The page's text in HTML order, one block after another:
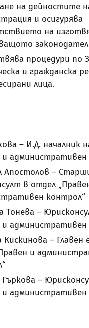
на дейностите
и осигурява
на
процедури по
и гражданска
лица.
– И.Д. началник
и административен
Апостолов –
в отдел
контрол“
Тонева –
и административен
Кискинова – Главен
и
Гъркова –
и административен